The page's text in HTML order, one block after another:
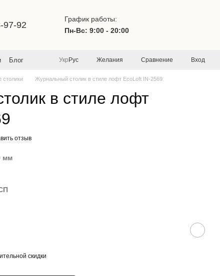
97-92
График работы:
Пн-Вс: 9:00 - 20:00
Блог
Укр Рус Желания Сравнение Вход
столики Журнальный столик в стиле лофт EcoLoft IN-2569
в стиле лофт
отзыв
мм
скидки